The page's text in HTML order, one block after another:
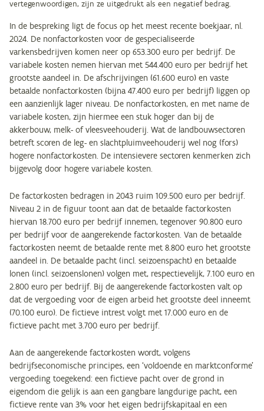
vertegenwoordigen, zijn ze uitgedrukt als een negatief bedrag.
In de bespreking ligt de focus op het meest recente boekjaar, nl.
2024. De nonfactorkosten voor de gespecialiseerde
varkensbedrijven komen neer op 653.300 euro per bedrijf. De
variabele kosten nemen hiervan met 544.400 euro per bedrijf het
grootste aandeel in. De afschrijvingen (61.600 euro) en vaste
betaalde nonfactorkosten (bijna 47.400 euro per bedrijf) liggen op
een aanzienlijk lager niveau. De nonfactorkosten, en met name de
variabele kosten, zijn hiermee een stuk hoger dan bij de
akkerbouw, melk- of vleesveehouderij. Wat de landbouwsectoren
betreft scoren de leg- en slachtpluimveehouderij wel nog (fors)
hogere nonfactorkosten. De intensievere sectoren kenmerken zich
bijgevolg door hogere variabele kosten.
De factorkosten bedragen in 2043 ruim 109.500 euro per bedrijf.
Niveau 2 in de figuur toont aan dat de betaalde factorkosten
hiervan 18.700 euro per bedrijf innemen, tegenover 90.800 euro
per bedrijf voor de aangerekende factorkosten. Van de betaalde
factorkosten neemt de betaalde rente met 8.800 euro het grootste
aandeel in. De betaalde pacht (incl. seizoenspacht) en betaalde
lonen (incl. seizoenslonen) volgen met, respectievelijk, 7.100 euro en
2.800 euro per bedrijf. Bij de aangerekende factorkosten valt op
dat de vergoeding voor de eigen arbeid het grootste deel inneemt
(70.100 euro). De fictieve intrest volgt met 17.000 euro en de
fictieve pacht met 3.700 euro per bedrijf.
Aan de aangerekende factorkosten wordt, volgens
bedrijfseconomische principes, een ‘voldoende en marktconforme’
vergoeding toegekend: een fictieve pacht over de grond in
eigendom die gelijk is aan een gangbare langdurige pacht, een
fictieve rente van 3% voor het eigen bedrijfskapitaal en een